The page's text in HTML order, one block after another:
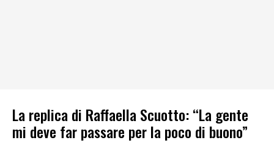
La replica di Raffaella Scuotto: “La gente
mi deve far passare per la poco di buono”